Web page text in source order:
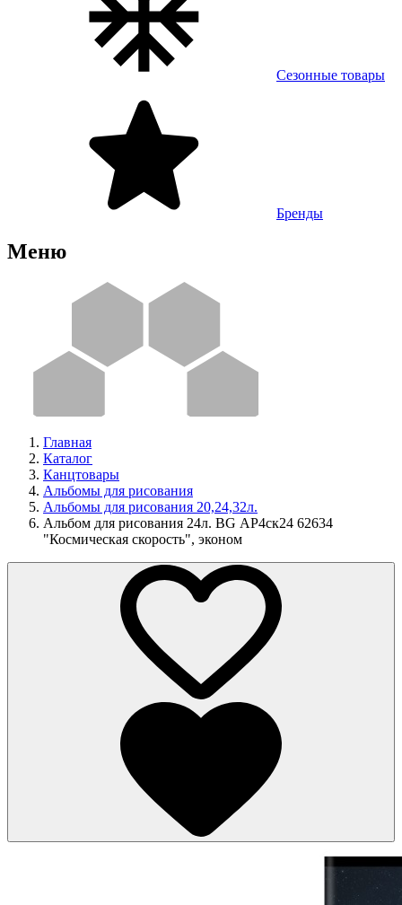
Сезонные товары
Бренды
Меню
Главная
Каталог
Канцтовары
Альбомы для рисования
Альбомы для рисования 20,24,32л.
Альбом для рисования 24л. BG АР4ск24 62634
"Космическая скорость", эконом